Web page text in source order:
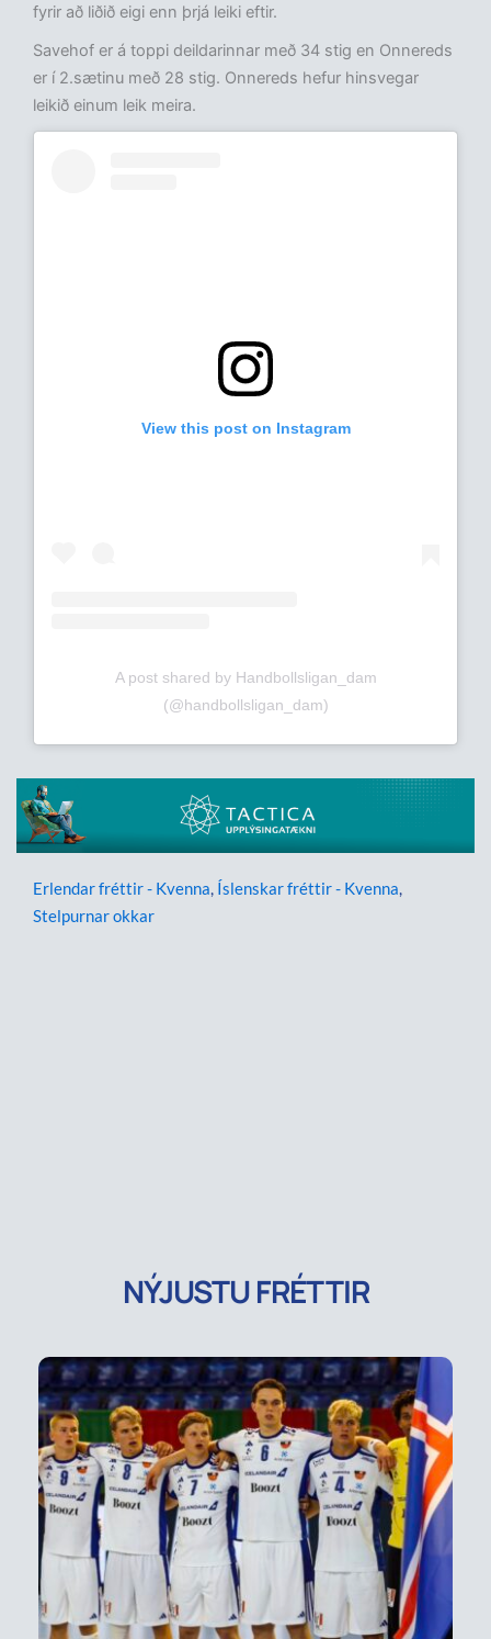
fyrir að liðið eigi enn þrjá leiki eftir.
Savehof er á toppi deildarinnar með 34 stig en Onnereds
er í 2.sætinu með 28 stig. Onnereds hefur hinsvegar
leikið einum leik meira.
View this post on Instagram
A post shared by Handbollsligan_dam
(@handbollsligan_dam)
Erlendar fréttir - Kvenna, Íslenskar fréttir - Kvenna,
Stelpurnar okkar
NÝJUSTU FRÉTTIR